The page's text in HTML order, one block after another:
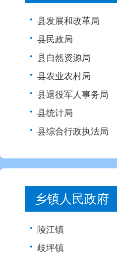
• 县发展和改革局
• 县民政局
• 县自然资源局
• 县农业农村局
• 县退役军人事务局
• 县统计局
• 县综合行政执法局
乡镇人民政府
• 陵江镇
• 歧坪镇